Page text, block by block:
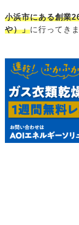
小浜市にある創業
や）」に行ってき